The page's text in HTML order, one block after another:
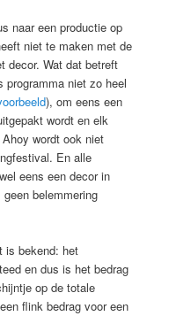
naar een productie op
niet te maken met de
decor. Wat dat betreft
niet zo heel
), om eens een
wordt en elk
wordt ook niet
En alle
eens een decor in
belemmering
is bekend: het
en dus is het bedrag
op de totale
flink bedrag voor een